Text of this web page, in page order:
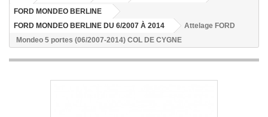
FORD MONDEO BERLINE
FORD MONDEO BERLINE DU 6/2007 À 2014
Attelage FORD
Mondeo 5 portes (06/2007-2014) COL DE CYGNE